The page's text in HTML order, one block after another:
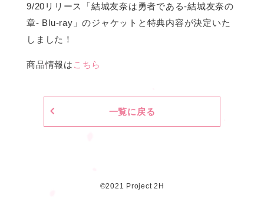
9/20リリース「結城友奈は勇者である-結城友奈の
章- Blu-ray」のジャケットと特典内容が決定いた
しました！
商品情報は こちら
一覧に戻る
©2021 Project 2H